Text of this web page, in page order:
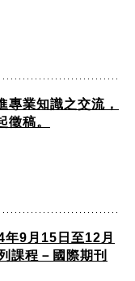
專業知識之交流，
徵稿。
年9月15日至12月
課程－國際期刊